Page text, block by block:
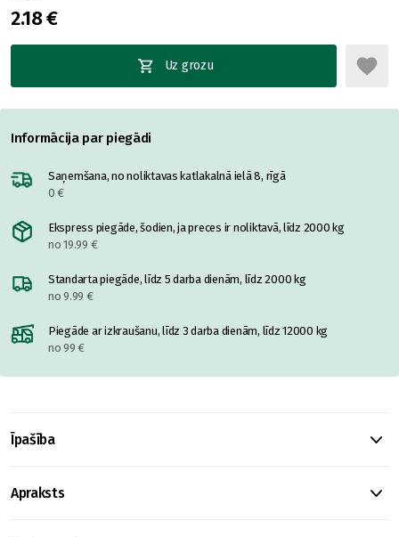
2.18 €
Uz grozu
Informācija par piegādi
Saņemšana, no noliktavas katlakalnā ielā 8, rīgā
0 €
Ekspress piegāde, šodien, ja preces ir noliktavā, līdz 2000 kg
no 19.99 €
Standarta piegāde, līdz 5 darba dienām, līdz 2000 kg
no 9.99 €
Piegāde ar izkraušanu, līdz 3 darba dienām, līdz 12000 kg
no 99 €
Īpašība
Apraksts